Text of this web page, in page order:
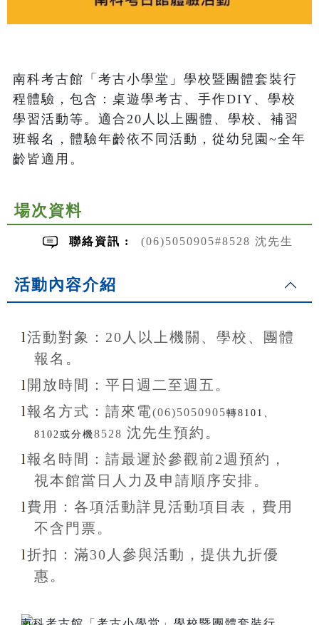
南科考古館「考古小學堂」學校暨團體套裝行
程體驗，包含：桌遊學考古、手作DIY、學校
學習活動等。適合20人以上團體、學校、補習
班報名，體驗年齡依不同活動，從幼兒園~全年
齡皆適用。
場次資料
聯絡資訊 : (06)5050905#8528 沈先生
活動內容介紹
l活動對象：20 人以上機關、學校、團體
報名。
l 開放時間： 平日週二至週五。
l報名方式： 請來電(06)5050905轉8101、
8102或分機8528 沈先生預約。
l報名 時間： 請最遲於參觀前2週預約，
視本館當日人力及申請順序安排。
l 費用：各項活動詳見活動項目表，費用
不含 門票。
l折扣 ：滿30 人參與活動，提供九折優
惠 。